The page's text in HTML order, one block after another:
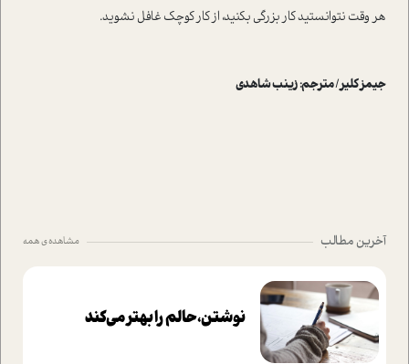
هر وقت نتوانستید کار بزرگی بکنید، از کار کوچک غافل نشوید.
جیمز کلیر/ مترجم: زینب شاهدی
آخرین مطالب مشاهده ی همه
نوشتن، حالم را بهتر می‌کند